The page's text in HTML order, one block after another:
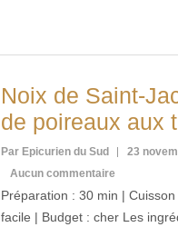
Noix de Saint-
de poireaux aux
Par Epicurien du Sud
23
Aucun commentaire
Préparation : 30 min |
facile | Budget : cher Les